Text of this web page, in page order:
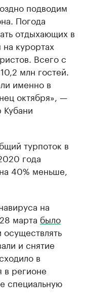
подводим
Погода
отдыхающих в
курортах
Всего с
млн гостей.
именно в
октября», —
турпоток в
года
40% меньше,
на
марта было
осуществлять
и снятие
в
в регионе
специальную